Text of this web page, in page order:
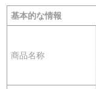
基本的な情報
商品名称